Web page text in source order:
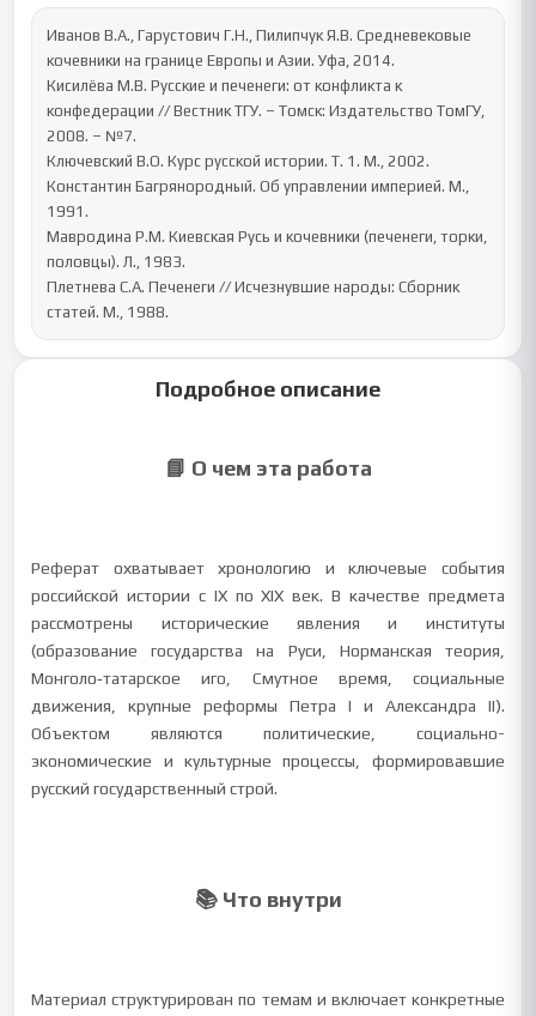
Иванов В.А., Гарустович Г.Н., Пилипчук Я.В. Средневековые
кочевники на границе Европы и Азии. Уфа, 2014.
Кисилёва М.В. Русские и печенеги: от конфликта к
конфедерации // Вестник ТГУ. – Томск: Издательство ТомГУ,
2008. – №7.
Ключевский В.О. Курс русской истории. Т. 1. М., 2002.
Константин Багрянородный. Об управлении империей. М.,
1991.
Мавродина Р.М. Киевская Русь и кочевники (печенеги, торки,
половцы). Л., 1983.
Плетнева С.А. Печенеги // Исчезнувшие народы: Сборник
статей. М., 1988.
Подробное описание
📘 О чем эта работа
Реферат охватывает хронологию и ключевые события
российской истории с IX по XIX век. В качестве предмета
рассмотрены исторические явления и институты
(образование государства на Руси, Норманская теория,
Монголо‑татарское иго, Смутное время, социальные
движения, крупные реформы Петра I и Александра II).
Объектом являются политические, социально-
экономические и культурные процессы, формировавшие
русский государственный строй.
📚 Что внутри
Материал структурирован по темам и включает конкретные